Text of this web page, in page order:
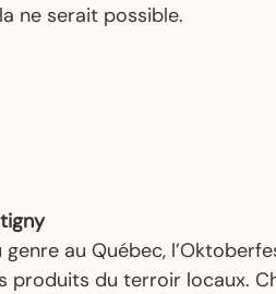
ne serait possible.
au Québec,
du terroir locaux.